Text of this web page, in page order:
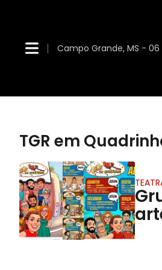
Campo Grande, MS -
TGR em